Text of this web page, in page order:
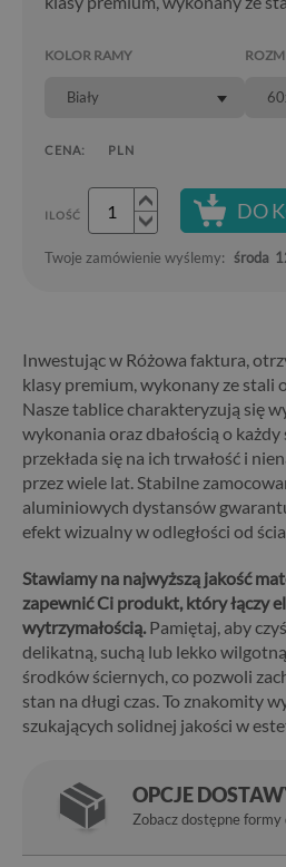
KOLOR RAMY
Biały
CENA: PLN
ILOŚĆ DO
Twoje zamówienie wyślemy: środa
Inwestując w Różowa faktura,
klasy premium, wykonany ze stali
Nasze tablice charakteryzują się
wykonania oraz dbałością o każdy
przekłada się na ich trwałość i
przez wiele lat. Stabilne
aluminiowych dystansów
efekt wizualny w odległości od
Stawiamy na najwyższą jakość
zapewnić Ci produkt, który łączy
wytrzymałością.Pamiętaj, aby
delikatną, suchą lub lekko
środków ściernych, co pozwoli
stan na długi czas. To znakomity
szukających solidnej jakości w
OPCJE
Zobacz dostępne